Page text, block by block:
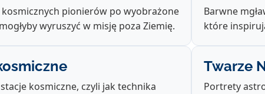
pionierów po wyobrażone
wyruszyć w misję poza Ziemię.
Barwne
które
kosmiczne, czyli jak technika
Twarze
Portrety